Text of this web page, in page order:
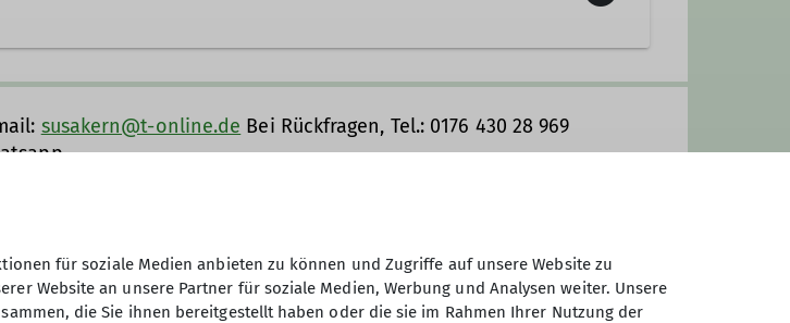
susakern@t-online.de Bei Rückfragen, Tel.: 0176 430 28 969
für soziale Medien anbieten zu können und Zugriffe auf unsere Website zu
Website an unsere Partner für soziale Medien, Werbung und Analysen weiter. Unsere
die Sie ihnen bereitgestellt haben oder die sie im Rahmen Ihrer Nutzung der